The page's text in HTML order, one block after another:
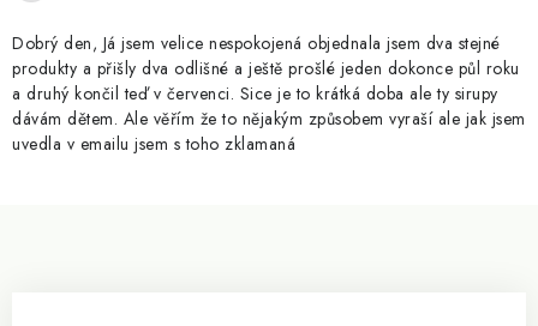
Podmínky ochrany osobních údajů
Doprava a platba
Slevový systém
Vše o nákupu
Dobrý den, Já jsem velice nespokojená objednala jsem dva stejné
produkty a přišly dva odlišné a ještě prošlé jeden dokonce půl roku
a druhý končil teď v červenci. Sice je to krátká doba ale ty sirupy
dávám dětem. Ale věřím že to nějakým způsobem vyraší ale jak jsem
uvedla v emailu jsem s toho zklamaná